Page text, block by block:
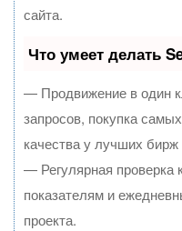
сайта.
Что умеет делать
— Продвижение в один
запросов, покупка
качества у лучших
— Регулярная проверка
показателям и
проекта.